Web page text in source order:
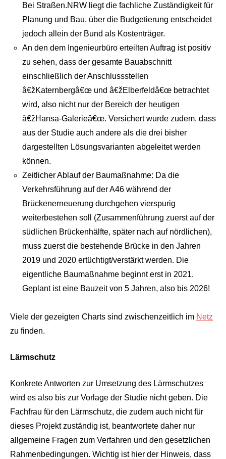
Bei Straßen.NRW liegt die fachliche Zuständigkeit für
Planung und Bau, über die Budgetierung entscheidet
jedoch allein der Bund als Kostenträger.
An den dem Ingenieurbüro erteilten Auftrag ist positiv
zu sehen, dass der gesamte Bauabschnitt
einschließlich der Anschlussstellen
â€žKaternbergâ€œ und â€žElberfeldâ€œ betrachtet
wird, also nicht nur der Bereich der heutigen
â€žHansa-Galerieâ€œ. Versichert wurde zudem, dass
aus der Studie auch andere als die drei bisher
dargestellten Lösungsvarianten abgeleitet werden
können.
Zeitlicher Ablauf der Baumaßnahme: Da die
Verkehrsführung auf der A46 während der
Brückenerneuerung durchgehen vierspurig
weiterbestehen soll (Zusammenführung zuerst auf der
südlichen Brückenhälfte, später nach auf nördlichen),
muss zuerst die bestehende Brücke in den Jahren
2019 und 2020 ertüchtigt/verstärkt werden. Die
eigentliche Baumaßnahme beginnt erst in 2021.
Geplant ist eine Bauzeit von 5 Jahren, also bis 2026!
Viele der gezeigten Charts sind zwischenzeitlich im Netz
zu finden.
Lärmschutz
Konkrete Antworten zur Umsetzung des Lärmschutzes
wird es also bis zur Vorlage der Studie nicht geben. Die
Fachfrau für den Lärmschutz, die zudem auch nicht für
dieses Projekt zuständig ist, beantwortete daher nur
allgemeine Fragen zum Verfahren und den gesetzlichen
Rahmenbedingungen. Wichtig ist hier der Hinweis, dass